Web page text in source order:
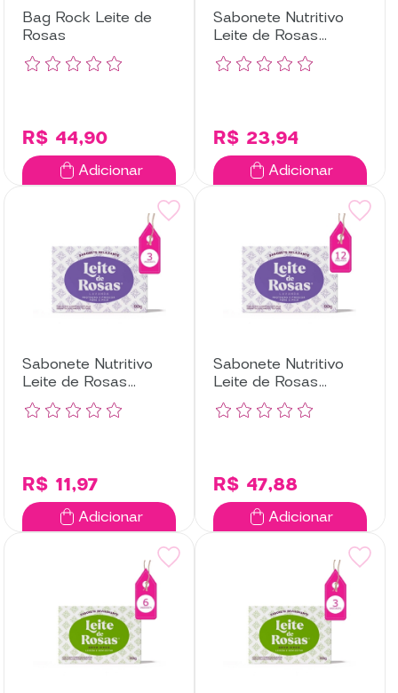
Bag Rock Leite de
Rosas
R$ 44,90
Adicionar
Sabonete Nutritivo
Leite de Rosas
Lavanda com 6
Unidades
R$ 23,94
Adicionar
Sabonete Nutritivo
Leite de Rosas
Lavanda com 3
Unidades
R$ 11,97
Adicionar
Sabonete Nutritivo
Leite de Rosas
Lavanda com 12
Unidades
R$ 47,88
Adicionar